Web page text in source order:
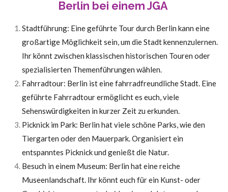
Berlin bei einem JGA
Stadtführung: Eine geführte Tour durch Berlin kann eine
großartige Möglichkeit sein, um die Stadt kennenzulernen.
Ihr könnt zwischen klassischen historischen Touren oder
spezialisierten Themenführungen wählen.
Fahrradtour: Berlin ist eine fahrradfreundliche Stadt. Eine
geführte Fahrradtour ermöglicht es euch, viele
Sehenswürdigkeiten in kurzer Zeit zu erkunden.
Picknick im Park: Berlin hat viele schöne Parks, wie den
Tiergarten oder den Mauerpark. Organisiert ein
entspanntes Picknick und genießt die Natur.
Besuch in einem Museum: Berlin hat eine reiche
Museenlandschaft. Ihr könnt euch für ein Kunst- oder